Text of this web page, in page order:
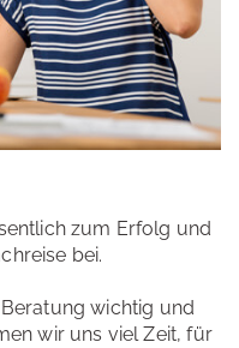
zum Erfolg und
bei.
wichtig und
wir uns viel Zeit, für